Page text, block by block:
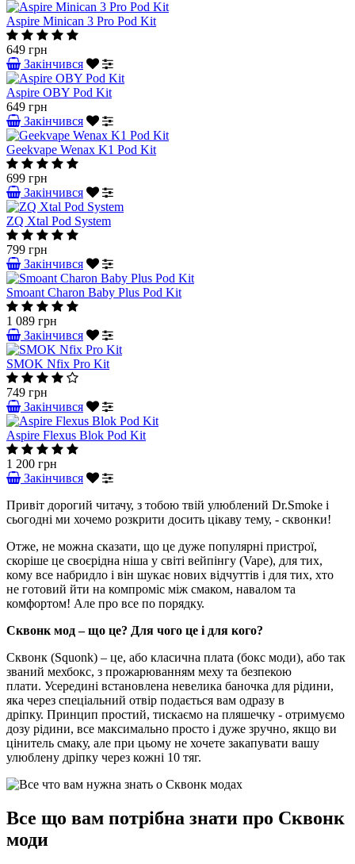
Aspire Minican 3 Pro Pod Kit
649 грн
Закінчився
Aspire OBY Pod Kit
649 грн
Закінчився
Geekvape Wenax K1 Pod Kit
699 грн
Закінчився
ZQ Xtal Pod System
799 грн
Закінчився
Smoant Charon Baby Plus Pod Kit
1 089 грн
Закінчився
SMOK Nfix Pro Kit
749 грн
Закінчився
Aspire Flexus Blok Pod Kit
1 200 грн
Закінчився
Привіт дорогий читачу, з тобою твій улюблений Dr.Smoke і
сьогодні ми хочемо розкрити досить цікаву тему, - сквонки!
Отже, не можна сказати, що це дуже популярні пристрої,
скоріше це своєрідна ніша у світі вейпінгу (Vape), для тих,
кому все набридло і він шукає нових відчуттів і для тих, хто
не готовий йти на компроміс між смаком, навалом та
комфортом! Але про все по порядку.
Сквонк мод – що це? Для чого це і для кого?
Сквонк (Squonk) – це, або класична плата (бокс моди), або так
званий мехбокс, з прожарюванням меху та безпекою
плати. Усередині встановлена ​​невелика баночка для рідини,
яка через спеціальний отвір подається вам одразу в
дріпку. Принцип простий, тискаємо на пляшечку - отримуємо
дозу рідини, все максимально просто і дуже зручно, якщо ви
цінитель смаку, але при цьому не хочете закапувати вашу
улюблену дріпку через кожні 10 тяг.
Все що вам потрібна знати про Сквонк
моди